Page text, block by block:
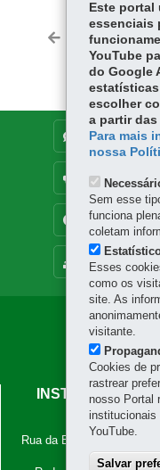
Voltar
MAPA DO SITE
DENUNCIE
OUVIDORIA
Principal
IAPAR
INSTITUTO DE
Rua da Bandeira, 500 -
Este
essenciais
YouTube
do Google
escolher
a partir
Para mais
nossa
Sem esse
funciona
coletam
Esses
como os
site. As
visitante.
Cookies de
rastrear
nosso Portal
institucionais
YouTube.
Salvar